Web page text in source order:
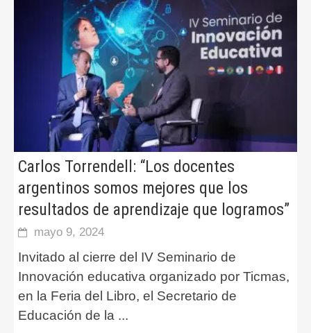
Carlos Torrendell: “Los docentes
argentinos somos mejores que los
resultados de aprendizaje que logramos”
mayo 9, 2024
Invitado al cierre del IV Seminario de
Innovación educativa organizado por Ticmas,
en la Feria del Libro, el Secretario de
Educación de la ...